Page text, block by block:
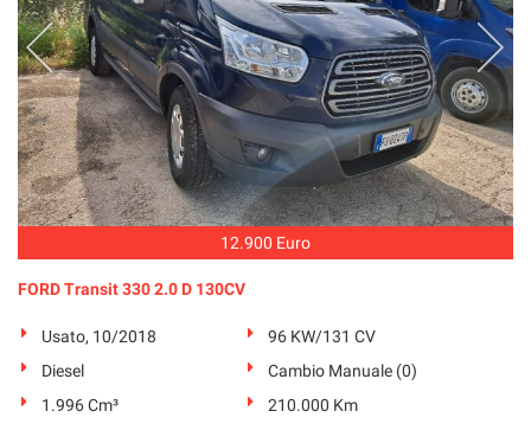
12.900 Euro
FORD Transit 330 2.0 D 130CV
Usato, 10/2018
96 KW/131 CV
Diesel
Cambio Manuale (0)
1.996 Cm³
210.000 Km